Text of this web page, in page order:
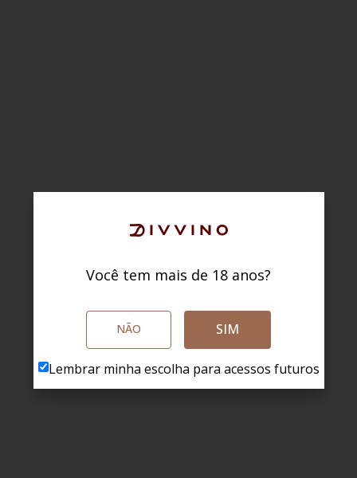
Você tem mais de 18 anos?
NÃO SIM
Lembrar minha escolha para acessos futuros